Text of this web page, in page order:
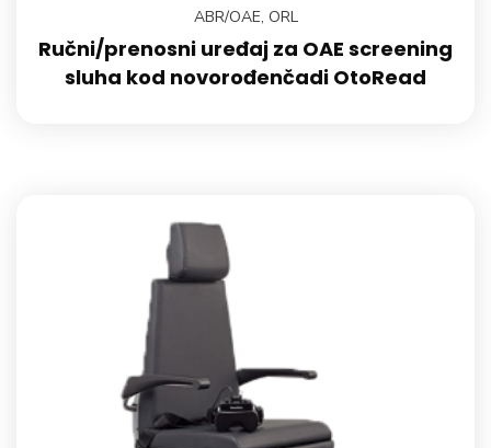
ABR/OAE, ORL
Ručni/prenosni uređaj za OAE screening
sluha kod novorođenčadi OtoRead